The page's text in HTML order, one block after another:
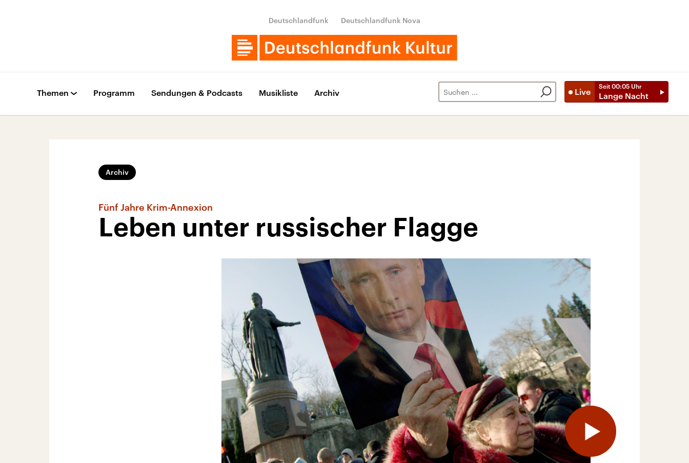
Deutschlandfunk Deutschlandfunk Nova
Live
Seit 00:05 Uhr
Lange Nacht
Themen Programm Sendungen & Podcasts Musikliste Archiv
Archiv
Fünf Jahre Krim-Annexion
Leben unter russischer Flagge